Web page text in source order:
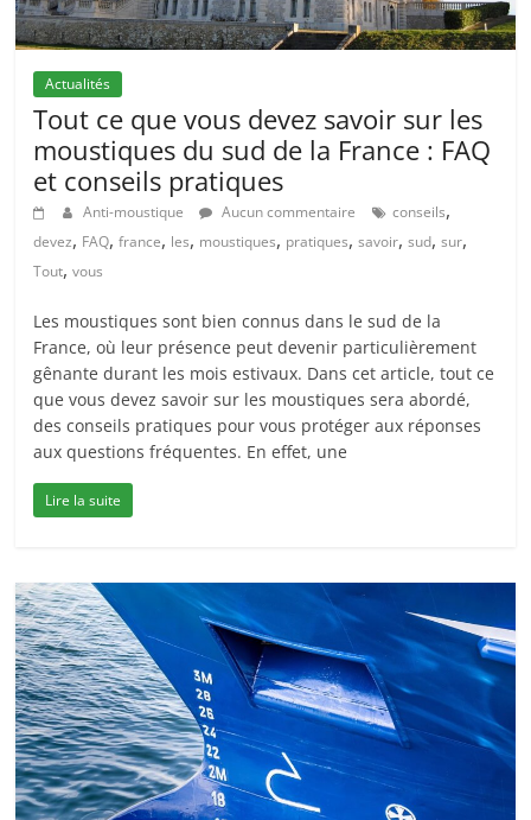
Actualités
Tout ce que vous devez savoir sur les
moustiques du sud de la France : FAQ
et conseils pratiques
Anti-moustique Aucun commentaire conseils,
devez, FAQ,france, les, moustiques, pratiques,savoir,sud,sur,
Tout,vous
Les moustiques sont bien connus dans le sud de la
France, où leur présence peut devenir particulièrement
gênante durant les mois estivaux. Dans cet article, tout ce
que vous devez savoir sur les moustiques sera abordé,
des conseils pratiques pour vous protéger aux réponses
aux questions fréquentes. En effet, une
Lire la suite